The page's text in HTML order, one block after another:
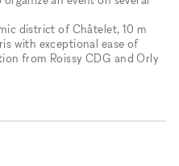
district of Châtelet, 10 m
with exceptional ease of
from Roissy CDG and Orly